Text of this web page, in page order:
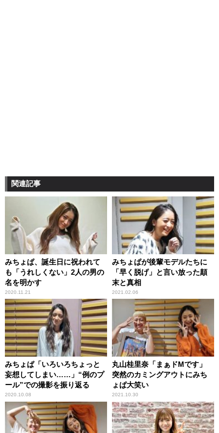
関連記事
みちょぱ、誕生日に祝われて
も「うれしくない」2人の男の
名を明かす
2020.11.21
みちょぱが後輩モデルたちに
「早く脱げ」と言い放った顛
末と真相
2021.02.06
みちょぱ「いろいろちょっと
妄想してしまい……」“例のプ
ール”での撮影を振り返る
2020.10.08
丸山桂里奈「まぁドMです」
突然のカミングアウトにみち
ょぱ大笑い
2021.10.30